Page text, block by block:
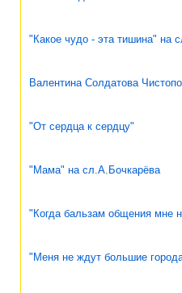
"Какое чудо - эта тишина" на
Валентина Солдатова
"От сердца к сердцу"
"Мама" на сл.А.Бочкарёва
"Когда бальзам общения мне
"Меня не ждут большие